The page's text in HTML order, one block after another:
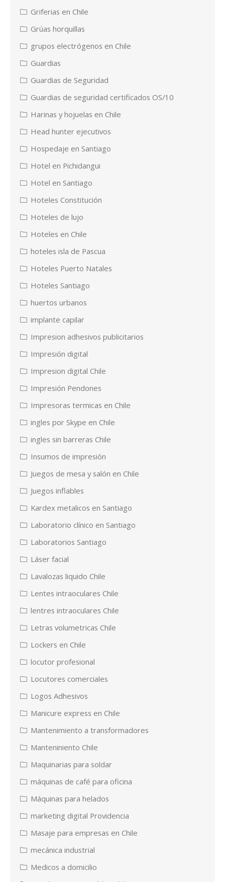
Griferias en Chile
Grúas horquillas
grupos electrógenos en Chile
Guardias
Guardias de Seguridad
Guardias de seguridad certificados OS/10
Harinas y hojuelas en Chile
Head hunter ejecutivos
Hospedaje en Santiago
Hotel en Pichidangui
Hotel en Santiago
Hoteles Constitución
Hoteles de lujo
Hoteles en Chile
hoteles isla de Pascua
Hoteles Puerto Natales
Hoteles Santiago
huertos urbanos
implante capilar
Impresion adhesivos publicitarios
Impresión digital
Impresion digital Chile
Impresión Pendones
Impresoras termicas en Chile
ingles por Skype en Chile
ingles sin barreras Chile
Insumos de impresión
Juegos de mesa y salón en Chile
Juegos inflables
Kardex metalicos en Santiago
Laboratorio clínico en Santiago
Laboratorios Santiago
Láser facial
Lavalozas liquido Chile
Lentes intraoculares Chile
lentres intraoculares Chile
Letras volumetricas Chile
Lockers en Chile
locutor profesional
Locutores comerciales
Logos Adhesivos
Manicure express en Chile
Mantenimiento a transformadores
Manteniniento Chile
Maquinarias para soldar
máquinas de café para oficina
Máquinas para helados
marketing digital Providencia
Masaje para empresas en Chile
mecánica industrial
Medicos a domicilio